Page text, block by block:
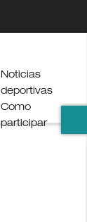
Noticias
deportivas
Como
participar